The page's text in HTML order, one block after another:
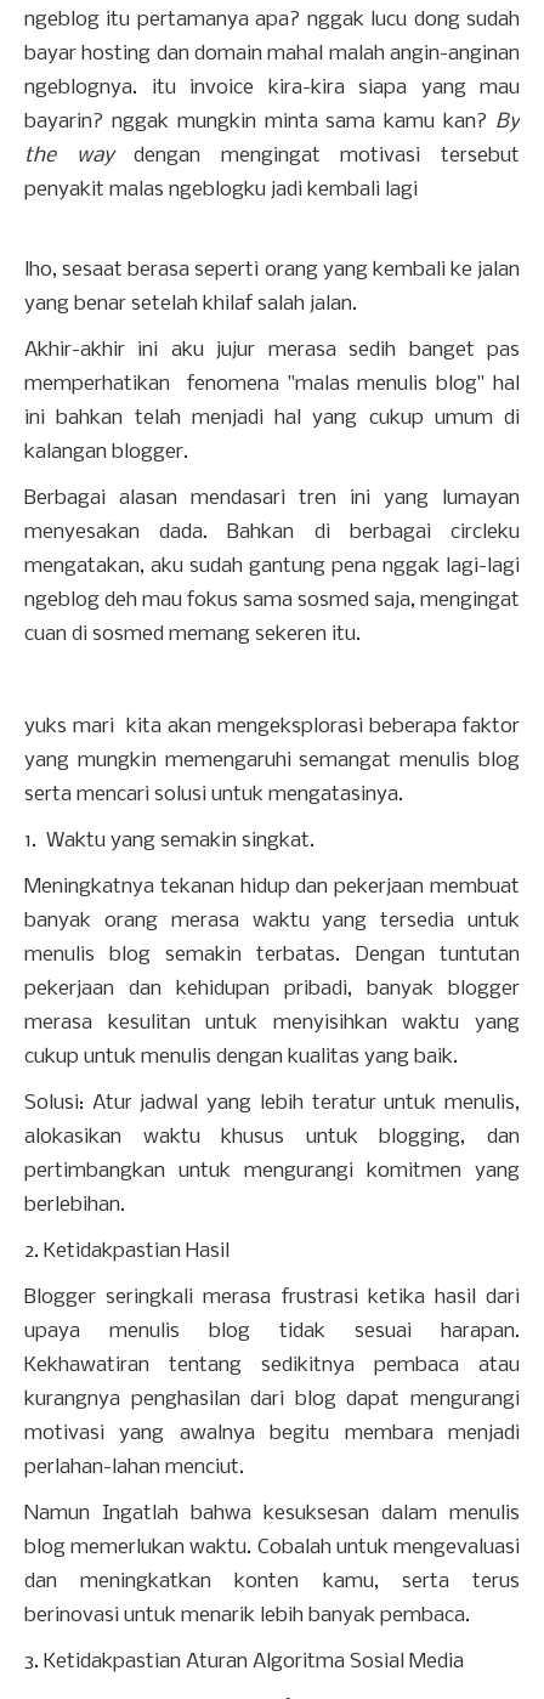
ngeblog itu pertamanya apa? nggak lucu dong sudah
bayar hosting dan domain mahal malah angin-anginan
ngeblognya. itu invoice kira-kira siapa yang mau
bayarin? nggak mungkin minta sama kamu kan? By
the waydengan mengingat motivasi tersebut
penyakit malas ngeblogku jadi kembali lagi
lho, sesaat berasa seperti orang yang kembali ke jalan
yang benar setelah khilaf salah jalan.
Akhir-akhir ini aku jujur merasa sedih banget pas
memperhatikan fenomena "malas menulis blog" hal
ini bahkan telah menjadi hal yang cukup umum di
kalangan blogger.
Berbagai alasan mendasari tren ini yang lumayan
menyesakan dada. Bahkan di berbagai circleku
mengatakan, aku sudah gantung pena nggak lagi-lagi
ngeblog deh mau fokus sama sosmed saja, mengingat
cuan di sosmed memang sekeren itu.
yuks mari kita akan mengeksplorasi beberapa faktor
yang mungkin memengaruhi semangat menulis blog
serta mencari solusi untuk mengatasinya.
1. Waktu yang semakin singkat.
Meningkatnya tekanan hidup dan pekerjaan membuat
banyak orang merasa waktu yang tersedia untuk
menulis blog semakin terbatas. Dengan tuntutan
pekerjaan dan kehidupan pribadi, banyak blogger
merasa kesulitan untuk menyisihkan waktu yang
cukup untuk menulis dengan kualitas yang baik.
Solusi: Atur jadwal yang lebih teratur untuk menulis,
alokasikan waktu khusus untuk blogging, dan
pertimbangkan untuk mengurangi komitmen yang
berlebihan.
2. Ketidakpastian Hasil
Blogger seringkali merasa frustrasi ketika hasil dari
upaya menulis blog tidak sesuai harapan.
Kekhawatiran tentang sedikitnya pembaca atau
kurangnya penghasilan dari blog dapat mengurangi
motivasi yang awalnya begitu membara menjadi
perlahan-lahan menciut.
Namun Ingatlah bahwa kesuksesan dalam menulis
blog memerlukan waktu. Cobalah untuk mengevaluasi
dan meningkatkan konten kamu, serta terus
berinovasi untuk menarik lebih banyak pembaca.
3. Ketidakpastian Aturan Algoritma Sosial Media